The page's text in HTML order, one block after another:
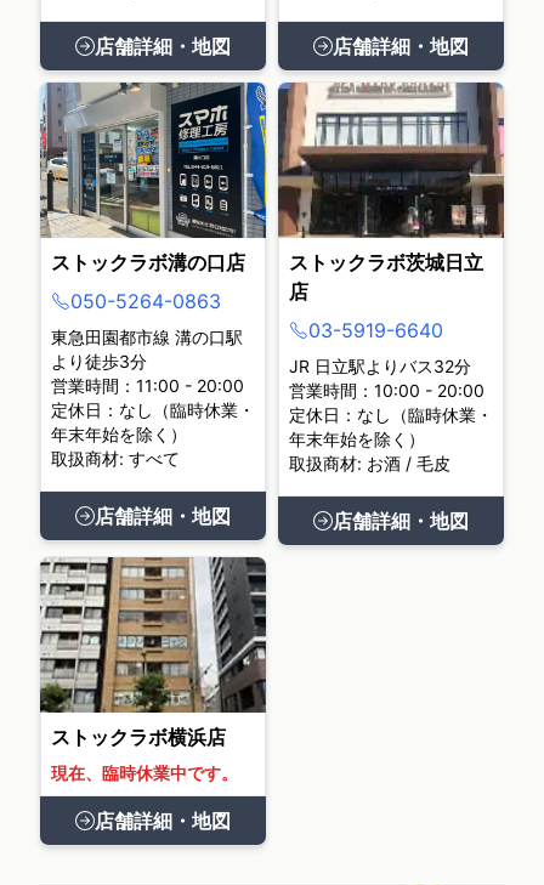
店舗詳細・地図 店舗詳細・地図
ストックラボ溝の口店
050-5264-0863
東急田園都市線 溝の口駅
より徒歩3分
営業時間：11:00 - 20:00
定休日：なし（臨時休業・
年末年始を除く）
取扱商材: すべて
店舗詳細・地図
ストックラボ茨城日立
店
03-5919-6640
JR 日立駅よりバス32分
営業時間：10:00 - 20:00
定休日：なし（臨時休業・
年末年始を除く）
取扱商材: お酒 / 毛皮
店舗詳細・地図
ストックラボ横浜店
現在、臨時休業中です。
店舗詳細・地図